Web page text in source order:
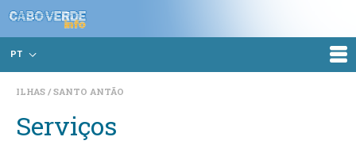
PT
ILHAS SANTO ANTÃO
Serviços